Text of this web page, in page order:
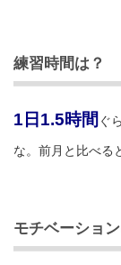
練習時間は？
1日1.5時間 ぐ
な。前月と比べる
モチベーション